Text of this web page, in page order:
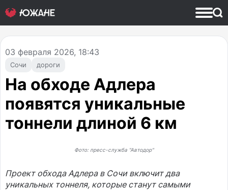
Сочи дороги
03 февраля 2026, 18:43
На обходе Адлера
появятся уникальные
тоннели длиной 6 км
Фото: пресс-служба "Автодор"
Проект обхода Адлера в Сочи включит два
уникальных тоннеля, которые станут самыми